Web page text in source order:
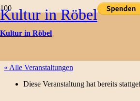
Kultur in Röbel
Kultur in Röbel
Kulturtermine
« Alle Veranstaltungen
Diese Veranstaltung hat bereits